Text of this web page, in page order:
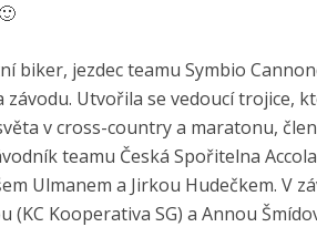
biker, jezdec teamu Symbio
Utvořila se vedoucí trojice,
v cross-country a maratonu,
teamu Česká Spořitelna
Ulmanem a Jirkou Hudečkem. V
(KC Kooperativa SG) a Annou